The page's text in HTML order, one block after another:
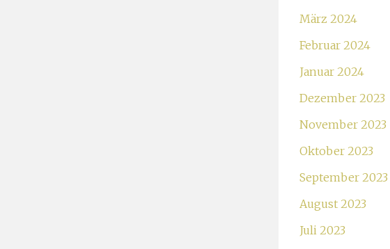
März 2024
Februar 2024
Januar 2024
Dezember 2023
November 2023
Oktober 2023
September 2023
August 2023
Juli 2023